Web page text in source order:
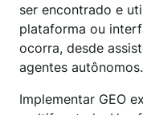
ser encontrado e
plataforma ou
ocorra, desde
agentes autônomos.
Implementar GEO